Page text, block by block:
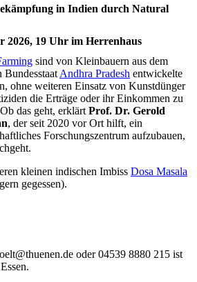
in Indien durch Natural
2026, 19 Uhr im Herrenhaus
sind von Kleinbauern aus dem
Bundesstaat Andhra Pradesh entwickelte
ohne weiteren Einsatz von Kunstdünger
die Erträge oder ihr Einkommen zu
das geht, erklärtProf. Dr. Gerold
, der seit 2020 vor Ort hilft, ein
Forschungszentrum aufzubauen,
kleinen indischen Imbiss Dosa Masala
gegessen).
oder 04539 8880 215 ist